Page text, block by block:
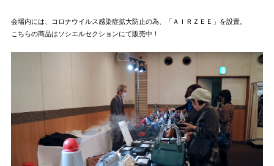
会場内には、コロナウイルス感染症拡大防止の為、「ＡＩＲＺＥＥ」を設置。
こちらの商品はソシエルセクションにて販売中！